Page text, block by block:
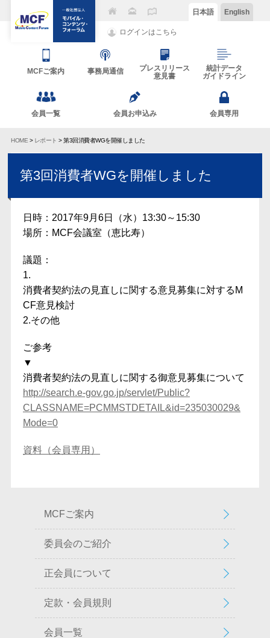
ログインはこちら
日本語 English
MCFご案内 事務局通信
プレスリリース
意見書
統計データ
ガイドライン
会員一覧 会員お申込み 会員専用
HOME > レポート > 第3回消費者WGを開催しました
第3回消費者WGを開催しました
日時：2017年9月6日（水）13:30～15:30
場所：MCF会議室（恵比寿）
議題：
1.
消費者契約法の見直しに関する意見募集に対するM
CF意見検討
2.その他
ご参考
▼
消費者契約法の見直しに関する御意見募集について
http://search.e-gov.go.jp/servlet/Public?
CLASSNAME=PCMMSTDETAIL&id=235030029&
Mode=0
資料（会員専用）
MCFご案内
委員会のご紹介
正会員について
定款・会員規則
会員一覧